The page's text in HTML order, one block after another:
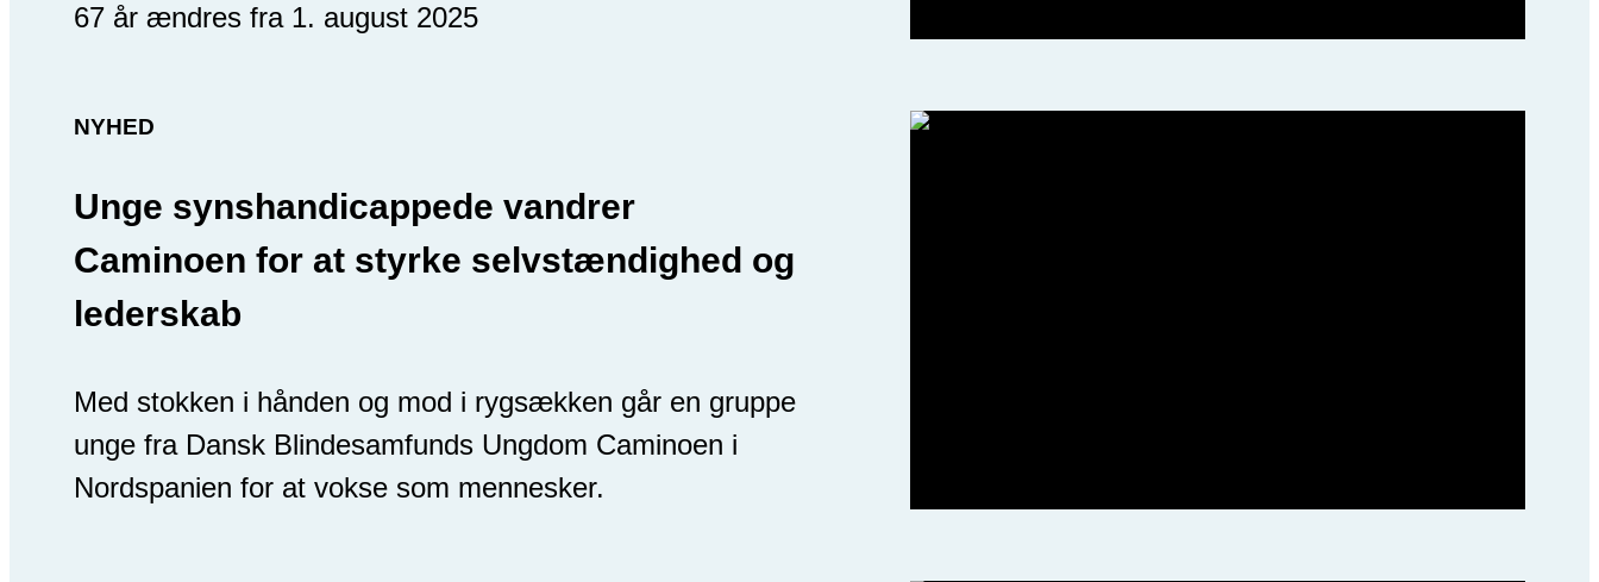
67 år ændres fra 1. august 2025
NYHED
Unge synshandicappede vandrer
Caminoen for at styrke selvstændighed og
lederskab
Med stokken i hånden og mod i rygsækken går en gruppe
unge fra Dansk Blindesamfunds Ungdom Caminoen i
Nordspanien for at vokse som mennesker.